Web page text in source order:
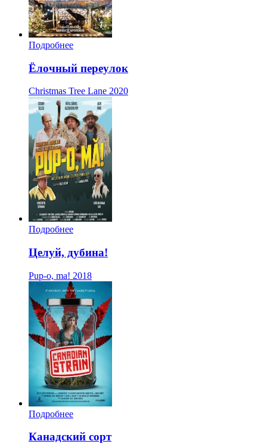
Подробнее
Ёлочный переулок
Christmas Tree Lane 2020
Подробнее
Целуй, дубина!
Pup-o, ma! 2018
Подробнее
Канадский сорт